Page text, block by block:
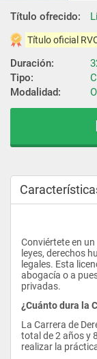
Título ofrecido:
Título oficial
Duración:
Tipo:
Modalidad:
Conviértete en
leyes, derechos
legales. Esta
abogacía o a
privadas.
¿Cuánto dura la
La Carrera de
total de 2 años y
realizar la